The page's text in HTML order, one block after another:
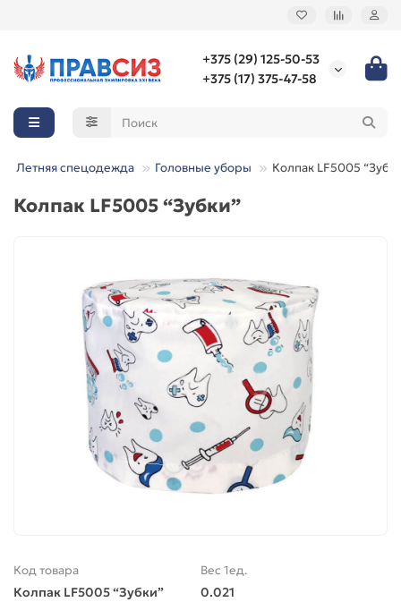
+375 (29) 125-50-53
+375 (17) 375-47-58
Летняя спецодежда Головные уборы Колпак LF5005
Колпак LF5005 “Зубки”
Код товара
Колпак LF5005 “Зубки”
Вес 1ед.
0.021